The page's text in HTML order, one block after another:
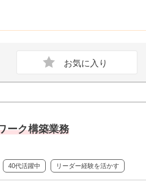
ーク構築業務
40代活躍中 リーダー経験を活かす